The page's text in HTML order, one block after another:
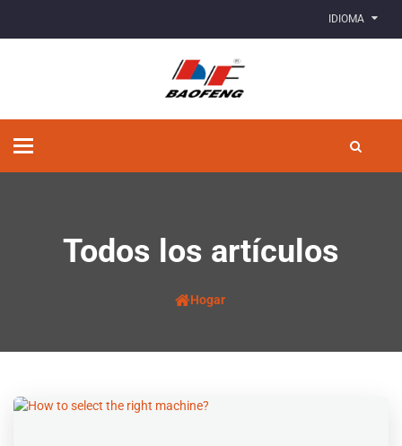
IDIOMA
Alternar
Todos los artículos
Hogar